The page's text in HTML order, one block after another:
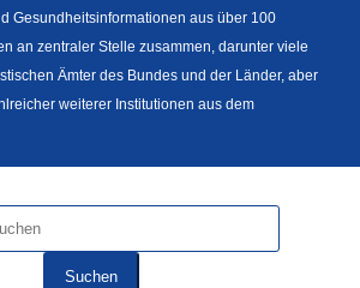
Gesundheitsinformationen aus über 100
an zentraler Stelle zusammen, darunter viele
Ämter des Bundes und der Länder, aber
weiterer Institutionen aus dem
Suchen